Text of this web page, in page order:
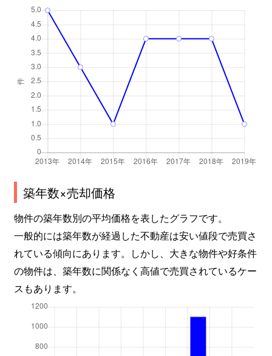
築年数×売却価格
物件の築年数別の平均価格を表したグラフです。
一般的には築年数が経過した不動産は安い値段で売買さ
れている傾向にあります。しかし、大きな物件や好条件
の物件は、築年数に関係なく高値で売買されているケー
スもあります。